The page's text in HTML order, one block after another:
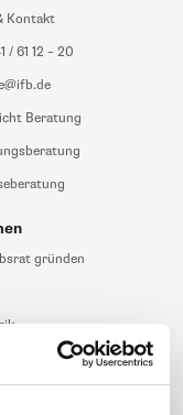
Kontakt
/ 61 12 – 20
Beratung
gründen